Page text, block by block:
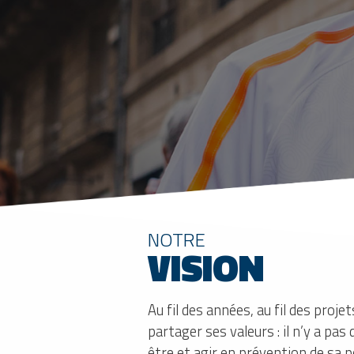
NOTRE
VISION
Au fil des années, au fil des
partager ses valeurs : il n’y a